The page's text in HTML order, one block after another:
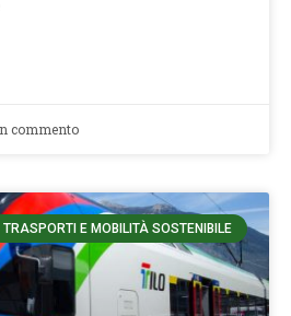
commento
TRASPORTI E MOBILITÀ SOSTENIBILE